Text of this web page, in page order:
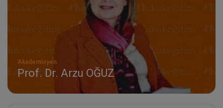
Akademisyen
Prof. Dr. Arzu OĞUZ